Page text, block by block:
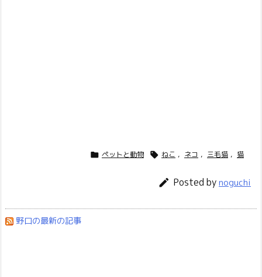
 ペットと動物  ねこ , ネコ , 三毛猫 , 猫
 Posted bynoguchi
野口の最新の記事